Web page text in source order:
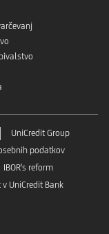
UniCredit Group
podatkov
IBOR's reform
UniCredit Bank